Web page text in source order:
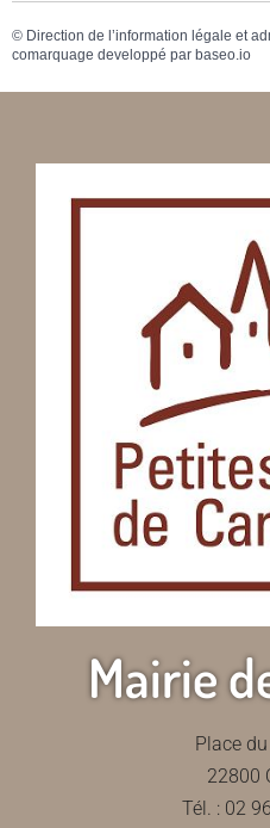
© Direction de l’information légale et
comarquage developpé par baseo.io
Mairie
Place
22800
Tél. : 02